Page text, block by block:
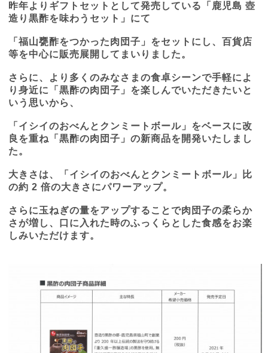
昨年よりギフトセットとして発売している「鹿児島 壺
造り黒酢を味わうセット」にて
「福山甕酢をつかった肉団子」をセットにし、百貨店
等を中心に販売展開してまいりました。
さらに、より多くのみなさまの食卓シーンで手軽によ
り身近に「黒酢の肉団子」を楽しんでいただきたいと
いう思いから、
「イシイのおべんとクンミートボール」をベースに改
良を重ね「黒酢の肉団子」の新商品を開発いたしまし
た。
大きさは、「イシイのおべんとクンミートボール」比
の約 2倍の大きさにパワーアップ。
さらに玉ねぎの量をアップすることで肉団子の柔らか
さが増し、口に入れた時のふっくらとした食感をお楽
しみいただけます。